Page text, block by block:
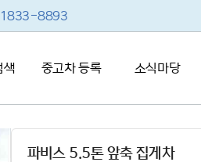
1833-8893
색 중고차 등록 소식마당
파비스 5.5톤 앞축 집게차